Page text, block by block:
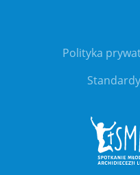
Polityka